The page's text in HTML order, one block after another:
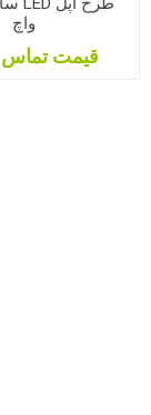
واچ
قیمت تماس